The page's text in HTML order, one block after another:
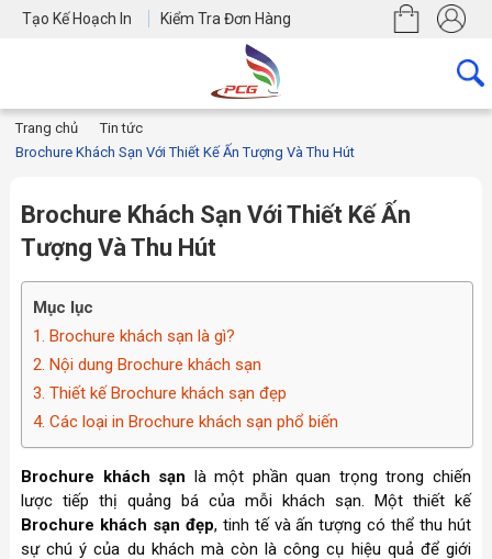
Tạo Kế Hoạch In Kiểm Tra Đơn Hàng
Trang chủ
Tin tức
Brochure Khách Sạn Với Thiết Kế Ấn Tượng Và Thu Hút
Brochure Khách Sạn Với Thiết Kế Ấn
Tượng Và Thu Hút
Mục lục
1. Brochure khách sạn là gì?
2. Nội dung Brochure khách sạn
3. Thiết kế Brochure khách sạn đẹp
4. Các loại in Brochure khách sạn phổ biến
Brochure khách sạn là một phần quan trọng trong chiến
lược tiếp thị quảng bá của mỗi khách sạn. Một thiết kế
Brochure khách sạn đẹp, tinh tế và ấn tượng có thể thu hút
sự chú ý của du khách mà còn là công cụ hiệu quả để giới